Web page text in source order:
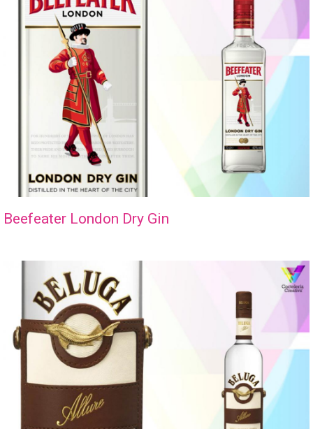
Beefeater London Dry Gin